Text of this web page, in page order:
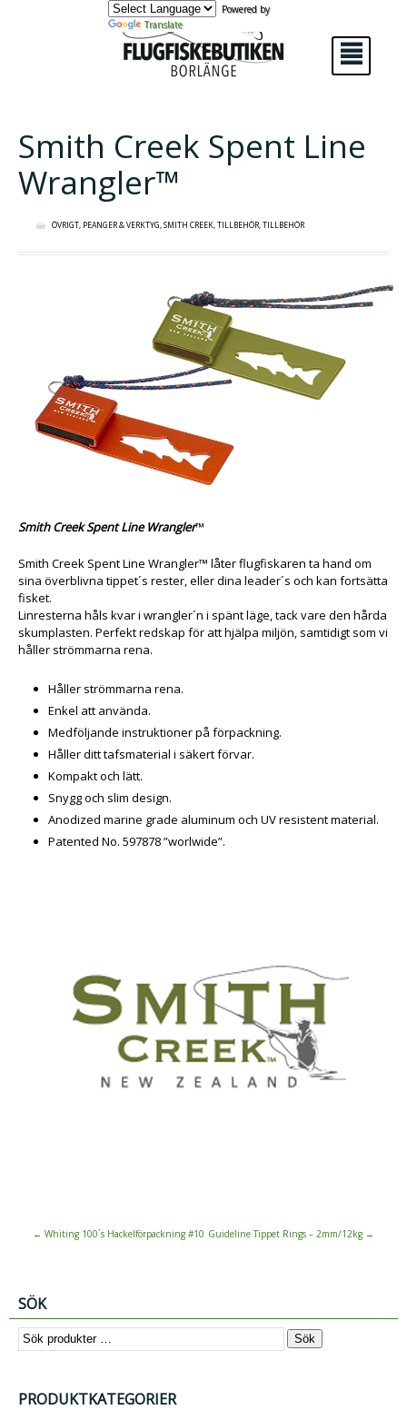
Powered by
Translate
²
Smith Creek Spent Line
Wrangler™
ÖVRIGT, PEANGER & VERKTYG,SMITH CREEK,TILLBEHÖR,TILLBEHÖR
Smith Creek Spent Line Wrangler™
Smith Creek Spent Line Wrangler™ låter flugfiskaren ta hand om
sina överblivna tippet´s rester, eller dina leader´s och kan fortsätta
fisket.
Linresterna håls kvar i wrangler´n i spänt läge, tack vare den hårda
skumplasten. Perfekt redskap för att hjälpa miljön, samtidigt som vi
håller strömmarna rena.
Håller strömmarna rena.
Enkel att använda.
Medföljande instruktioner på förpackning.
Håller ditt tafsmaterial i säkert förvar.
Kompakt och lätt.
Snygg och slim design.
Anodized marine grade aluminum och UV resistent material.
Patented No. 597878 ”worlwide”.
← Whiting 100´s Hackelförpackning #10 Guideline Tippet Rings – 2mm/12kg →
SÖK
Sök
PRODUKTKATEGORIER